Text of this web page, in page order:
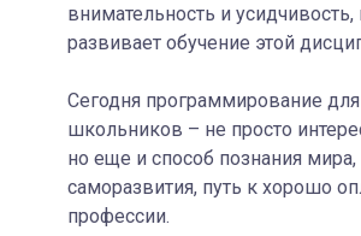
внимательность и
развивает обучение этой
Сегодня программирование для
школьников – не просто
но еще и способ познания мира,
саморазвития, путь к хорошо
профессии.